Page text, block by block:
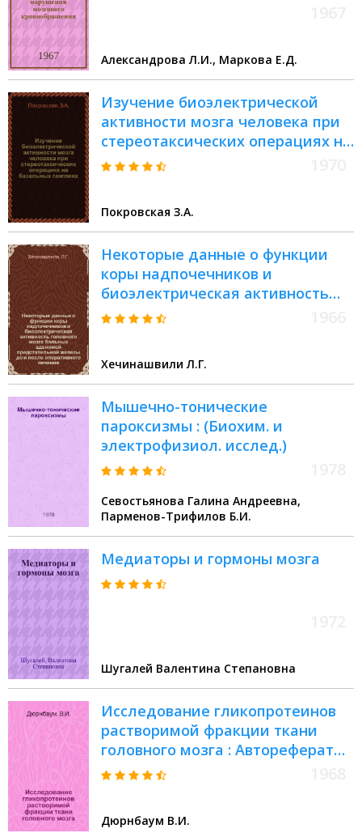
Александрова Л.И., Маркова Е.Д.
Изучение биоэлектрической
активности мозга человека при
стереотаксических операциях на
базальных ганглиях : Автореф.
Покровская З.А.
Некоторые данные о функции
коры надпочечников и
биоэлектрическая активность
головного мозга больных
лечения : Автореферат дис. на
соискание учен. степени канд.
мед. наук
Хечинашвили Л.Г.
Мышечно-тонические
пароксизмы : (Биохим. и
электрофизиол. исслед.)
Севостьянова Галина Андреевна,
Парменов-Трифилов Б.И.
Медиаторы и гормоны мозга
Шугалей Валентина Степановна
Исследование гликопротеинов
растворимой фракции ткани
головного мозга : Автореферат
дис. на соискание учен. степени
Дюрнбаум В.И.